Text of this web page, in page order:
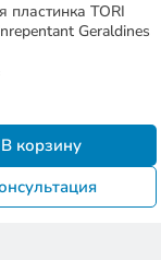
пластинка TORI
Geraldines
В корзину